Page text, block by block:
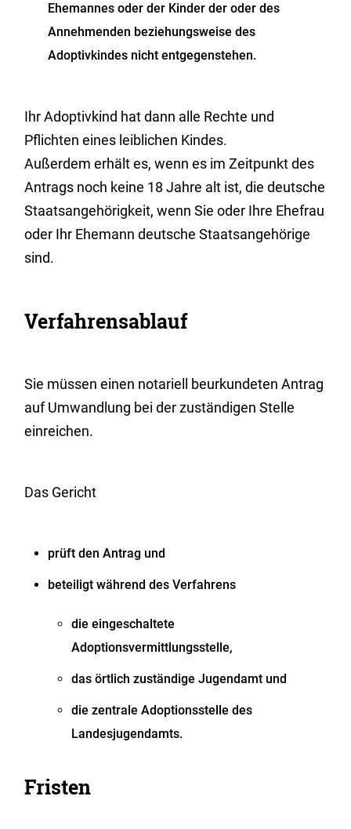
Ehemannes oder der Kinder der oder des
Annehmenden beziehungsweise des
Adoptivkindes nicht entgegenstehen.
Ihr Adoptivkind hat dann alle Rechte und
Pflichten eines leiblichen Kindes.
Außerdem erhält es, wenn es im Zeitpunkt des
Antrags noch keine 18 Jahre alt ist, die deutsche
Staatsangehörigkeit, wenn Sie oder Ihre Ehefrau
oder Ihr Ehemann deutsche Staatsangehörige
sind.
Verfahrensablauf
Sie müssen einen notariell beurkundeten Antrag
auf Umwandlung bei der zuständigen Stelle
einreichen.
Das Gericht
prüft den Antrag und
beteiligt während des Verfahrens
die eingeschaltete
Adoptionsvermittlungsstelle,
das örtlich zuständige Jugendamt und
die zentrale Adoptionsstelle des
Landesjugendamts.
Fristen